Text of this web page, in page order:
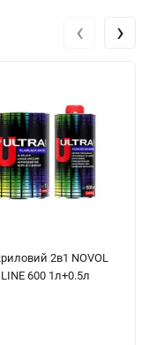
2в1 NOVOL
LINE 600 1л+0.5л
‹ ›